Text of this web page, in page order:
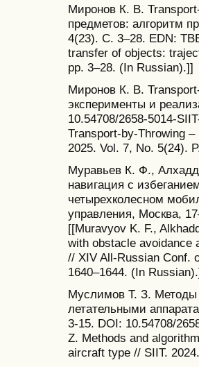
Миронов К. В.
предметов: алгоритм
4(23). С. 3–28. EDN:
transfer of objects:
pp. 3–28. (In Russian).]]
Миронов К. В.
эксперименты и
10.54708/2658-5014-
Transport-by-Throwing
2025. Vol. 7, No. 5(24).
Муравьев К. Ф.,
навигация с
четырехколесном
управления, Москва,
[[Muravyov K. F.,
with obstacle avoidance
// XIV All-Russian Conf.
1640–1644. (In
Муслимов Т. З. Методы
летательными
3-15. DOI: 10.54708/
Z. Methods and
aircraft type // SIIT.